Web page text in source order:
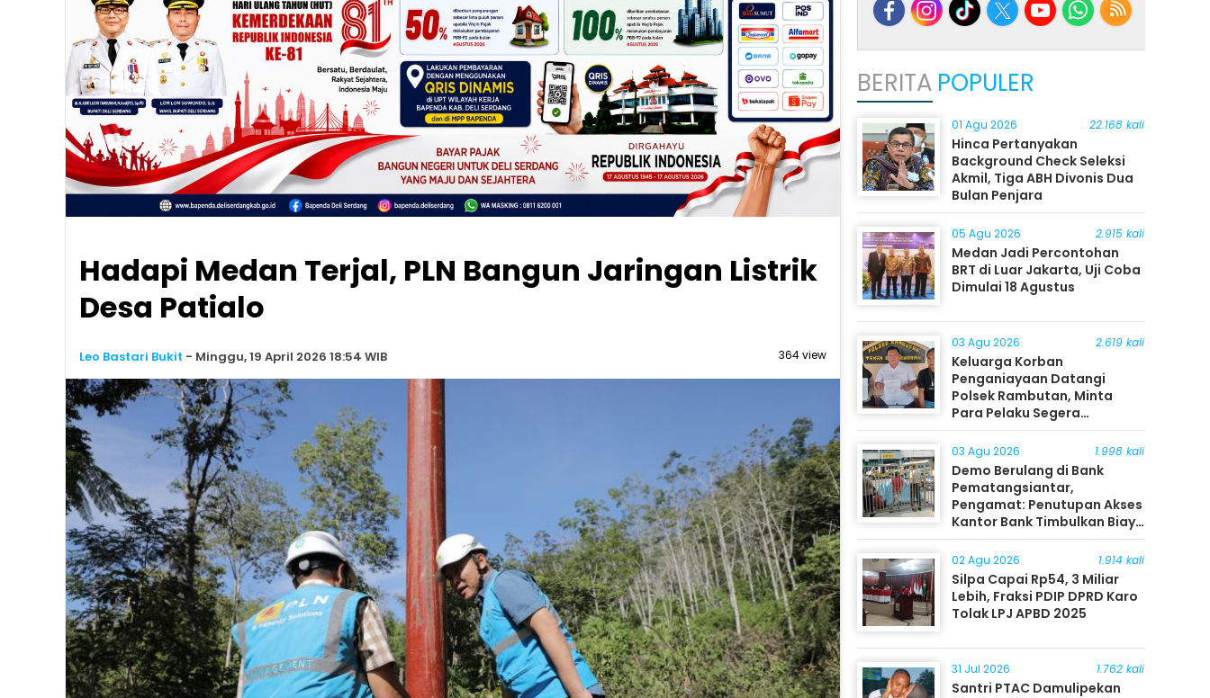
Hadapi Medan Terjal, PLN Bangun Jaringan Listrik
Desa Patialo
Leo Bastari Bukit - Minggu, 19 April 2026 18:54 WIB 364 view
BERITA POPULER
01 Agu 2026 22.168 kali
Hinca Pertanyakan
Background Check Seleksi
Akmil, Tiga ABH Divonis Dua
Bulan Penjara
05 Agu 2026 2.915 kali
Medan Jadi Percontohan
BRT di Luar Jakarta, Uji Coba
Dimulai 18 Agustus
03 Agu 2026 2.619 kali
Keluarga Korban
Penganiayaan Datangi
Polsek Rambutan, Minta
Para Pelaku Segera
Ditangkap
03 Agu 2026 1.998 kali
Demo Berulang di Bank
Pematangsiantar,
Pengamat: Penutupan Akses
Kantor Bank Timbulkan Biaya
Ekonomi bagi Masyarakat
02 Agu 2026 1.914 kali
Silpa Capai Rp54, 3 Miliar
Lebih, Fraksi PDIP DPRD Karo
Tolak LPJ APBD 2025
31 Jul 2026 1.762 kali
Santri PTAC Damulipekan